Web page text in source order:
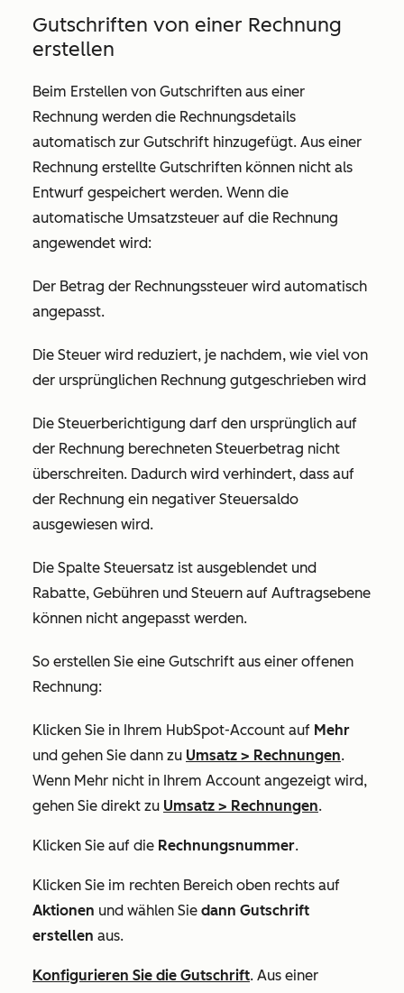
Gutschriften von einer Rechnung
erstellen
Beim Erstellen von Gutschriften aus einer
Rechnung werden die Rechnungsdetails
automatisch zur Gutschrift hinzugefügt. Aus einer
Rechnung erstellte Gutschriften können nicht als
Entwurf gespeichert werden. Wenn die
automatische Umsatzsteuer auf die Rechnung
angewendet wird:
Der Betrag der Rechnungssteuer wird automatisch
angepasst.
Die Steuer wird reduziert, je nachdem, wie viel von
der ursprünglichen Rechnung gutgeschrieben wird
Die Steuerberichtigung darf den ursprünglich auf
der Rechnung berechneten Steuerbetrag nicht
überschreiten. Dadurch wird verhindert, dass auf
der Rechnung ein negativer Steuersaldo
ausgewiesen wird.
Die Spalte Steuersatz ist ausgeblendet und
Rabatte, Gebühren und Steuern auf Auftragsebene
können nicht angepasst werden.
So erstellen Sie eine Gutschrift aus einer offenen
Rechnung:
Klicken Sie in Ihrem HubSpot-Account auf Mehr
und gehen Sie dann zu Umsatz > Rechnungen.
Wenn Mehr nicht in Ihrem Account angezeigt wird,
gehen Sie direkt zu Umsatz > Rechnungen.
Klicken Sie auf die Rechnungsnummer.
Klicken Sie im rechten Bereich oben rechts auf
Aktionen und wählen Sie dann Gutschrift
erstellen aus.
Konfigurieren Sie die Gutschrift. Aus einer